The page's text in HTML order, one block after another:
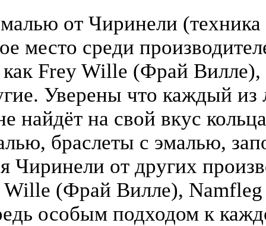
от Чиринели (техника
место среди
Frey Wille (Фрай
Уверены что каждый
найдёт на свой вкус
браслеты с эмалью,
Чиринели от других
Wille (Фрай Вилле),
особым подходом к